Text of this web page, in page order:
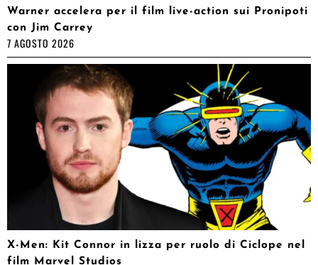
Warner accelera per il film live-action sui Pronipoti
con Jim Carrey
7 AGOSTO 2026
X-Men: Kit Connor in lizza per ruolo di Ciclope nel
film Marvel Studios